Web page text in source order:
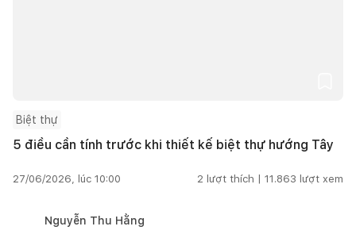
Biệt thự
5 điều cần tính trước khi thiết kế biệt thự hướng Tây
27/06/2026, lúc 10:00 2 lượt thích | 11.863 lượt xem
Nguyễn Thu Hằng